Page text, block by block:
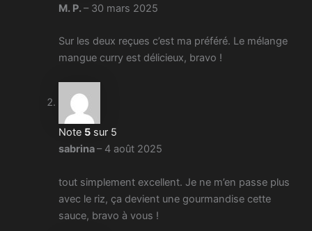
M. P. – 30 mars 2025
Sur les deux reçues c’est ma préféré. Le mélange
mangue curry est délicieux, bravo !
Note 5sur 5
sabrina– 4 août 2025
tout simplement excellent. Je ne m’en passe plus
avec le riz, ça devient une gourmandise cette
sauce, bravo à vous !